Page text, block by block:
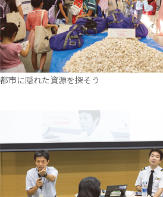
都市に隠れた資源を探そう